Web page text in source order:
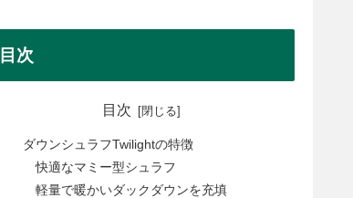
目次
目次
ダウンシュラフTwilightの特徴
快適なマミー型シュラフ
軽量で暖かいダックダウンを充填